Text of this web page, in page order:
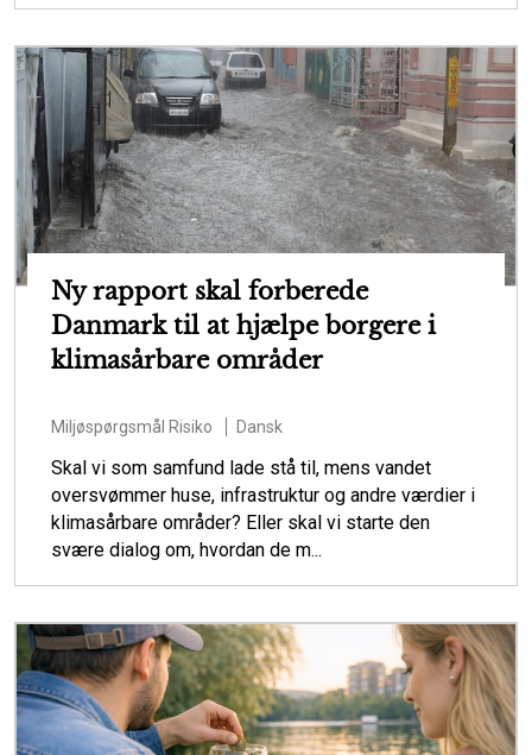
Ny rapport skal forberede
Danmark til at hjælpe borgere i
klimasårbare områder
Miljøspørgsmål Risiko Dansk
Skal vi som samfund lade stå til, mens vandet
oversvømmer huse, infrastruktur og andre værdier i
klimasårbare områder? Eller skal vi starte den
svære dialog om, hvordan de m...